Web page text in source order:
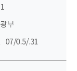
부
07/0.5/.31